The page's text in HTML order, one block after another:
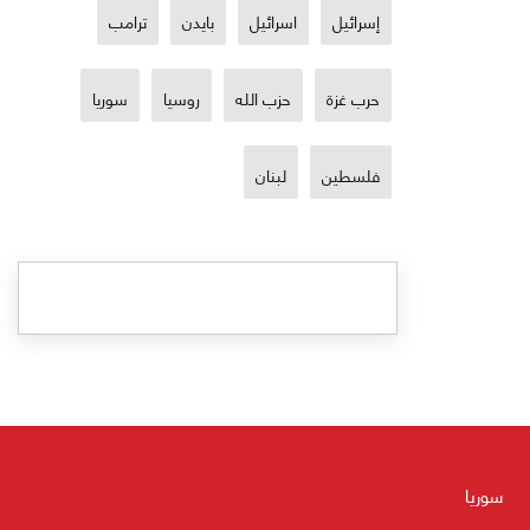
إسرائيل اسرائيل بايدن ترامب
حرب غزة حزب الله روسيا سوريا
فلسطين لبنان
سوريا